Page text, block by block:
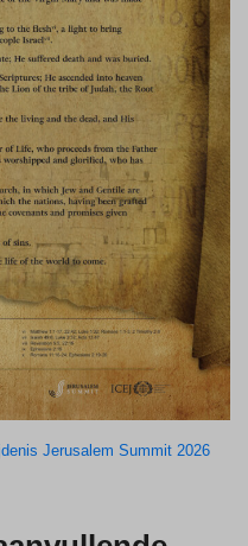
Jerusalem Summit 2026